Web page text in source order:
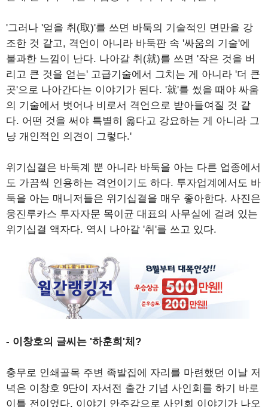
'그러나 '얻을 취(取)'를 쓰면 바둑의 기술적인 면만을 강
조한 것 같고, 격언이 아니라 바둑판 속 '싸움의 기술'에
불과한 느낌이 난다. 나아갈 취(就)를 쓰면 '작은 것을 버
리고 큰 것을 얻는' 고급기술에서 그치는 게 아니라 '더 큰
곳'으로 나아간다는 이야기가 된다. '就'를 썼을 때야 싸움
의 기술에서 벗어나 비로서 격언으로 받아들여질 것 같
다. 어떤 것을 써야 특별히 옳다고 강요하는 게 아니라 그
냥 개인적인 의견이 그렇다.'
위기십결은 바둑계 뿐 아니라 바둑을 아는 다른 업종에서
도 가끔씩 인용하는 격언이기도 하다. 투자업계에서도 바
둑을 아는 매니저들은 위기십결을 매우 좋아한다. 사진은
웅진루카스 투자자문 목이균 대표의 사무실에 걸려 있는
위기십결 액자다. 역시 나아갈 '취'를 쓰고 있다.
- 이창호의 글씨는 '하훈희'체?
충무로 인쇄골목 주변 족발집에 자리를 마련했던 이날 저
녁은 이창호 9단이 자서전 출간 기념 사인회를 하기 바로
이틀 전이었다. 이야기 안주감으로 사인회 이야기가 나오